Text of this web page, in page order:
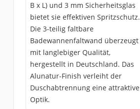
B x L) und 3 mm Sicherheitsglas
bietet sie effektiven Spritzschutz.
Die 3-teilig faltbare
Badewannenfaltwand überzeugt
mit langlebiger Qualität,
hergestellt in Deutschland. Das
Alunatur-Finish verleiht der
Duschabtrennung eine attraktive
Optik.